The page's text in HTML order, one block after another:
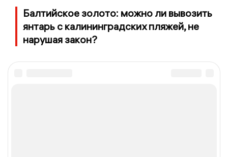
Балтийское золото: можно ли вывозить
янтарь с калининградских пляжей, не
нарушая закон?